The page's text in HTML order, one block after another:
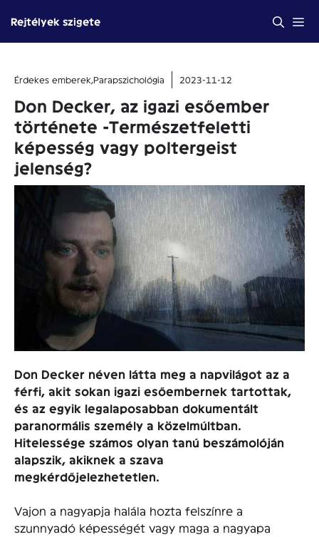
tartalomba
Rejtélyek szigete
Érdekes emberek,Parapszichológia 2023-11-12
Don Decker, az igazi esőember
története -Természetfeletti
képesség vagy poltergeist
jelenség?
Don Decker néven látta meg a napvilágot az a
férfi, akit sokan igazi esőembernek tartottak,
és az egyik legalaposabban dokumentált
paranormális személy a közelmúltban.
Hitelessége számos olyan tanú beszámolóján
alapszik, akiknek a szava
megkérdőjelezhetetlen.
Vajon a nagyapja halála hozta felszínre a
szunnyadó képességét vagy maga a nagyapa